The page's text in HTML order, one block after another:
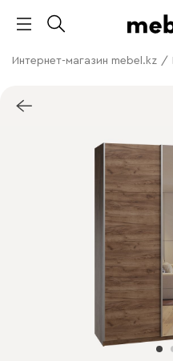
Интернет-магазин mebel.kz /